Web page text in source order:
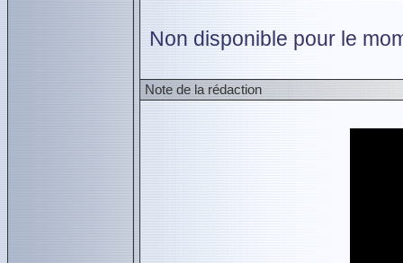
Non disponible pour le
Note de la rédaction